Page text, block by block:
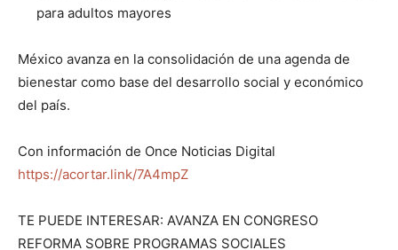
para adultos mayores
México avanza en la consolidación de una agenda de
bienestar como base del desarrollo social y económico
del país.
Con información de Once Noticias Digital
https://acortar.link/7A4mpZ
TE PUEDE INTERESAR: AVANZA EN CONGRESO
REFORMA SOBRE PROGRAMAS SOCIALES